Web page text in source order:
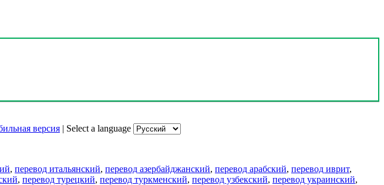
версия | Select a language
, перевод итальянский, перевод азербайджанский, перевод арабский, перевод иврит,
, перевод турецкий, перевод туркменский, перевод узбекский, перевод украинский,